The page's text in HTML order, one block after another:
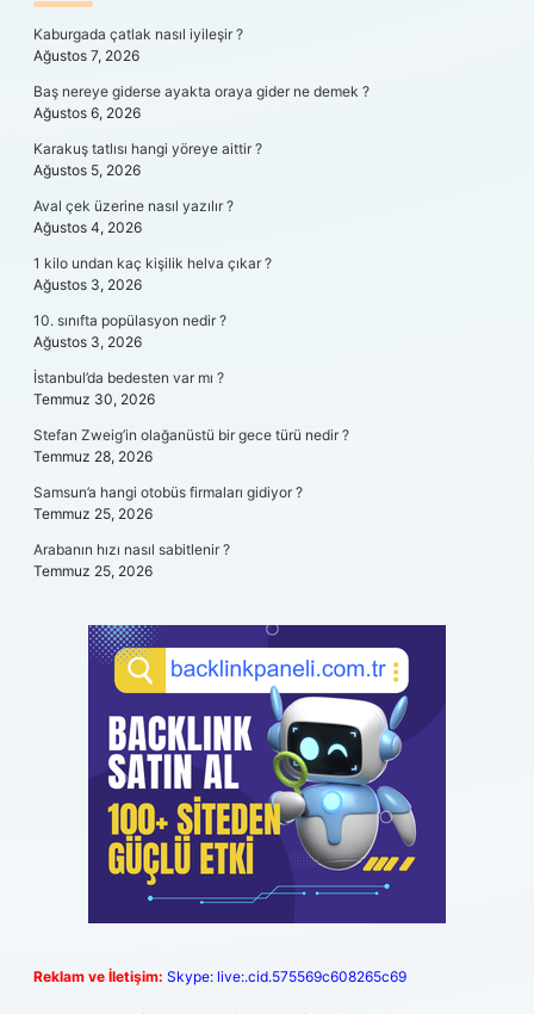
Kaburgada çatlak nasıl iyileşir ?
Ağustos 7, 2026
Baş nereye giderse ayakta oraya gider ne demek ?
Ağustos 6, 2026
Karakuş tatlısı hangi yöreye aittir ?
Ağustos 5, 2026
Aval çek üzerine nasıl yazılır ?
Ağustos 4, 2026
1 kilo undan kaç kişilik helva çıkar ?
Ağustos 3, 2026
10. sınıfta popülasyon nedir ?
Ağustos 3, 2026
İstanbul’da bedesten var mı ?
Temmuz 30, 2026
Stefan Zweig’in olağanüstü bir gece türü nedir ?
Temmuz 28, 2026
Samsun’a hangi otobüs firmaları gidiyor ?
Temmuz 25, 2026
Arabanın hızı nasıl sabitlenir ?
Temmuz 25, 2026
Reklam ve İletişim: Skype: live:.cid.575569c608265c69